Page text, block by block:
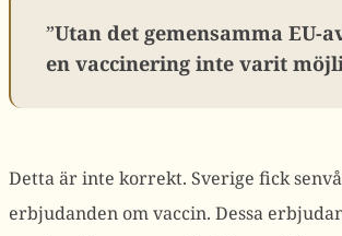
”Utan det gemensamma EU-
en vaccinering inte varit
Detta är inte korrekt. Sverige fick
erbjudanden om vaccin. Dessa